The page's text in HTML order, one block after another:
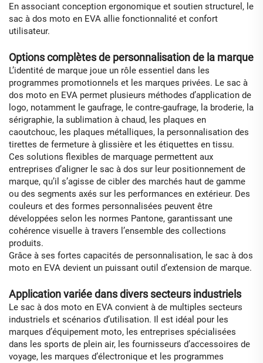
En associant conception ergonomique et soutien structurel, le
sac à dos moto en EVA allie fonctionnalité et confort
utilisateur.
Options complètes de personnalisation de la marque
L’identité de marque joue un rôle essentiel dans les
programmes promotionnels et les marques privées. Le sac à
dos moto en EVA permet plusieurs méthodes d’application de
logo, notamment le gaufrage, le contre-gaufrage, la broderie, la
sérigraphie, la sublimation à chaud, les plaques en
caoutchouc, les plaques métalliques, la personnalisation des
tirettes de fermeture à glissière et les étiquettes en tissu.
Ces solutions flexibles de marquage permettent aux
entreprises d’aligner le sac à dos sur leur positionnement de
marque, qu’il s’agisse de cibler des marchés haut de gamme
ou des segments axés sur les performances en extérieur. Des
couleurs et des formes personnalisées peuvent être
développées selon les normes Pantone, garantissant une
cohérence visuelle à travers l’ensemble des collections
produits.
Grâce à ses fortes capacités de personnalisation, le sac à dos
moto en EVA devient un puissant outil d’extension de marque.
Application variée dans divers secteurs industriels
Le sac à dos moto en EVA convient à de multiples secteurs
industriels et scénarios d’utilisation. Il est idéal pour les
marques d’équipement moto, les entreprises spécialisées
dans les sports de plein air, les fournisseurs d’accessoires de
voyage, les marques d’électronique et les programmes